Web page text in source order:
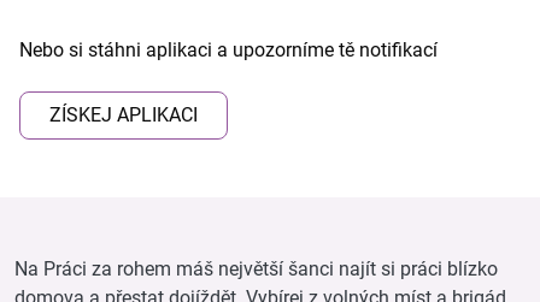
Nebo si stáhni aplikaci a upozorníme tě notifikací
ZÍSKEJ APLIKACI
Na Práci za rohem máš největší šanci najít si práci blízko
domova a přestat dojíždět. Vybírej z volných míst a brigád